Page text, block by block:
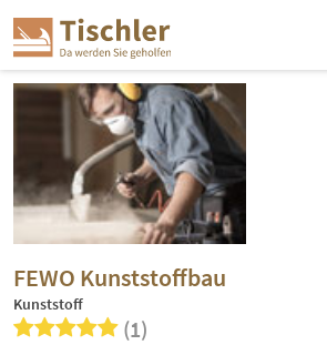
FEWO Kunststoffbau
Kunststoff
(1)